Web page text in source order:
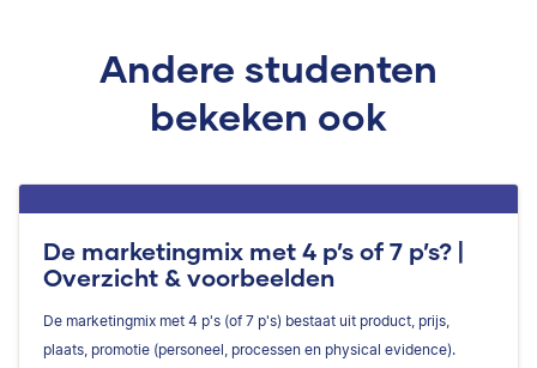
Andere studenten
bekeken ook
De marketingmix met 4 p’s of 7 p’s? |
Overzicht & voorbeelden
De marketingmix met 4 p's (of 7 p's) bestaat uit product, prijs,
plaats, promotie (personeel, processen en physical evidence).